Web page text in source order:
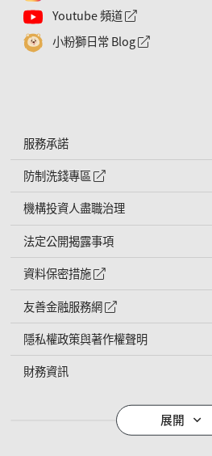
Youtube 頻道 外網連結符號
小粉獅日常 Blog 外網連結符號
服務承諾
防制洗錢專區
外網連結符號
機構投資人盡職治理
法定公開揭露事項
資料保密措施
外網連結符號
友善金融服務網 外網連結符號
隱私權政策與著作權聲明
財務資訊
導覽列